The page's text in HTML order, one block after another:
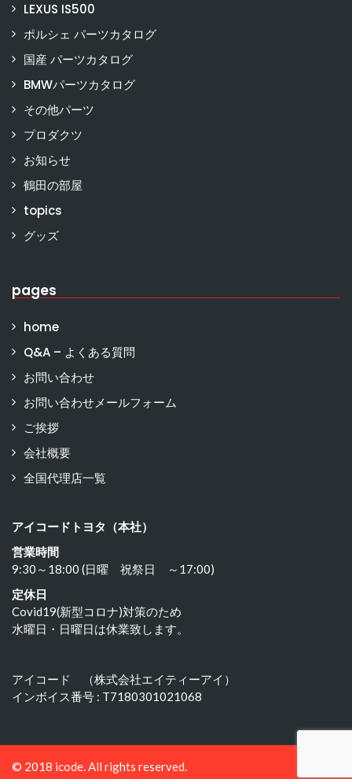
LEXUS IS500
ポルシェ パーツカタログ
国産 パーツカタログ
BMWパーツカタログ
その他パーツ
プロダクツ
お知らせ
鶴田の部屋
topics
グッズ
pages
home
Q&A – よくある質問
お問い合わせ
お問い合わせメールフォーム
ご挨拶
会社概要
全国代理店一覧
アイコードトヨタ（本社）
営業時間
9:30～18:00 (日曜 祝祭日 ～17:00)
定休日
Covid19(新型コロナ)対策のため
水曜日・日曜日は休業致します。
アイコード （株式会社エイティーアイ）
インボイス番号 : T7180301021068
© 2018 icode. All rights reserved.